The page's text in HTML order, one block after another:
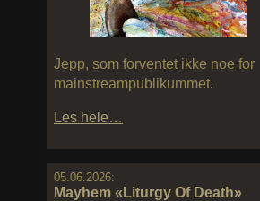
Jepp, som forventet ikke noe for
mainstreampublikummet.
Les hele…
05.06.2026:
Mayhem «Liturgy Of Death»